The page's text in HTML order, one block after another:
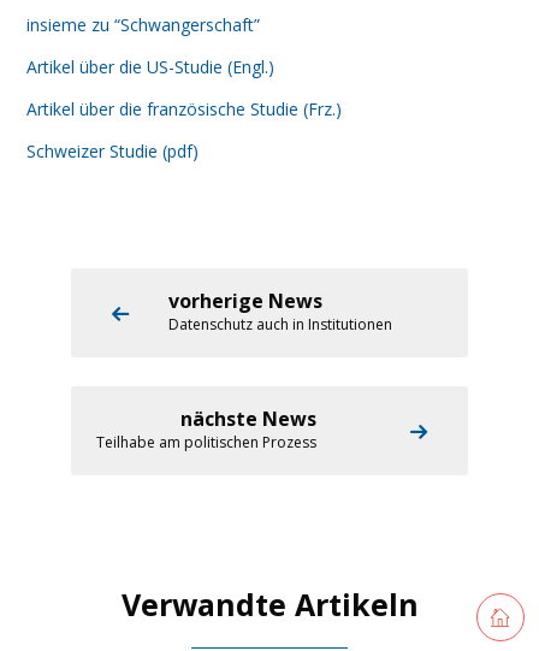
insieme zu “Schwangerschaft”
Artikel über die US-Studie (Engl.)
Artikel über die französische Studie (Frz.)
Schweizer Studie (pdf)
vorherige News
Datenschutz auch in Institutionen
nächste News
Teilhabe am politischen Prozess
Verwandte Artikeln